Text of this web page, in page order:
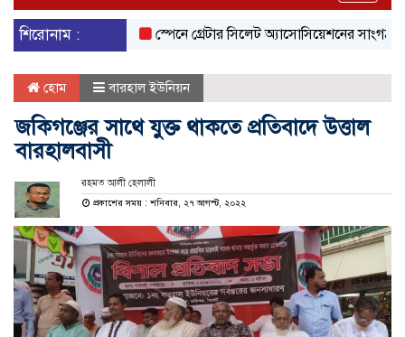
শিরোনাম :
স্পেনে গ্রেটার সিলেট অ্যাসোসিয়েশনের
হোম বারহাল ইউনিয়ন
জকিগঞ্জের সাথে যুক্ত থাকতে প্রতিবাদে উত্তাল
বারহালবাসী
রহমত আলী হেলালী
প্রকাশের সময় : শনিবার, ২৭ আগস্ট, ২০২২